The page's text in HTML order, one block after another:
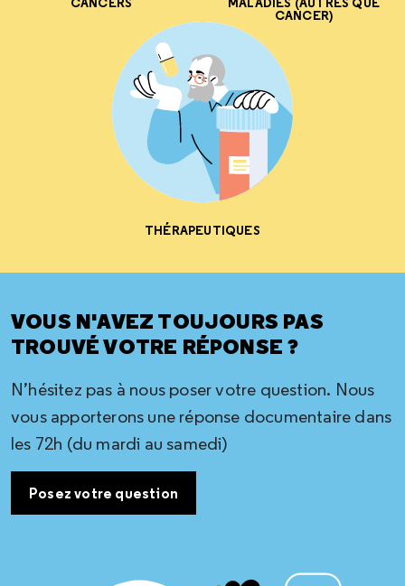
CANCER)
THÉRAPEUTIQUES
VOUS N'AVEZ TOUJOURS PAS
TROUVÉ VOTRE RÉPONSE ?
N’hésitez pas à nous poser votre question. Nous
vous apporterons une réponse documentaire dans
les 72h (du mardi au samedi)
Posez votre question